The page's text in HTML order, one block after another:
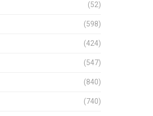
(52)
(598)
(424)
(547)
(840)
(740)